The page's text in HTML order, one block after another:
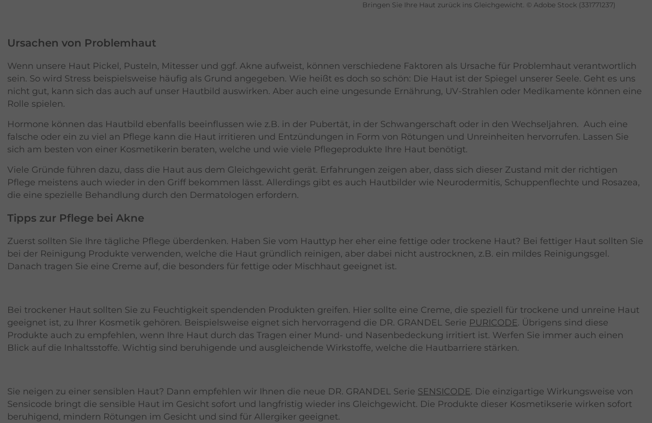
Bringen Sie Ihre Haut zurück ins Gleichgewicht. © Adobe Stock (331771237)
Ursachen von Problemhaut
Wenn unsere Haut Pickel, Pusteln, Mitesser und ggf. Akne aufweist, können verschiedene Faktoren als Ursache für Problemhaut verantwortlich
sein. So wird Stress beispielsweise häufig als Grund angegeben. Wie heißt es doch so schön: Die Haut ist der Spiegel unserer Seele. Geht es uns
nicht gut, kann sich das auch auf unser Hautbild auswirken. Aber auch eine ungesunde Ernährung, UV-Strahlen oder Medikamente können eine
Rolle spielen.
Hormone können das Hautbild ebenfalls beeinflussen wie z.B. in der Pubertät, in der Schwangerschaft oder in den Wechseljahren. Auch eine
falsche oder ein zu viel an Pflege kann die Haut irritieren und Entzündungen in Form von Rötungen und Unreinheiten hervorrufen. Lassen Sie
sich am besten von einer Kosmetikerin beraten, welche und wie viele Pflegeprodukte Ihre Haut benötigt.
Viele Gründe führen dazu, dass die Haut aus dem Gleichgewicht gerät. Erfahrungen zeigen aber, dass sich dieser Zustand mit der richtigen
Pflege meistens auch wieder in den Griff bekommen lässt. Allerdings gibt es auch Hautbilder wie Neurodermitis, Schuppenflechte und Rosazea,
die eine spezielle Behandlung durch den Dermatologen erfordern.
Tipps zur Pflege bei Akne
Zuerst sollten Sie Ihre tägliche Pflege überdenken. Haben Sie vom Hauttyp her eher eine fettige oder trockene Haut? Bei fettiger Haut sollten Sie
bei der Reinigung Produkte verwenden, welche die Haut gründlich reinigen, aber dabei nicht austrocknen, z.B. ein mildes Reinigungsgel.
Danach tragen Sie eine Creme auf, die besonders für fettige oder Mischhaut geeignet ist.
Bei trockener Haut sollten Sie zu Feuchtigkeit spendenden Produkten greifen. Hier sollte eine Creme, die speziell für trockene und unreine Haut
geeignet ist, zu Ihrer Kosmetik gehören. Beispielsweise eignet sich hervorragend die DR. GRANDEL Serie PURICODE. Übrigens sind diese
Produkte auch zu empfehlen, wenn Ihre Haut durch das Tragen einer Mund- und Nasenbedeckung irritiert ist. Werfen Sie immer auch einen
Blick auf die Inhaltsstoffe. Wichtig sind beruhigende und ausgleichende Wirkstoffe, welche die Hautbarriere stärken.
Sie neigen zu einer sensiblen Haut? Dann empfehlen wir Ihnen die neue DR. GRANDEL Serie SENSICODE. Die einzigartige Wirkungsweise von
Sensicode bringt die sensible Haut im Gesicht sofort und langfristig wieder ins Gleichgewicht. Die Produkte dieser Kosmetikserie wirken sofort
beruhigend, mindern Rötungen im Gesicht und sind für Allergiker geeignet.